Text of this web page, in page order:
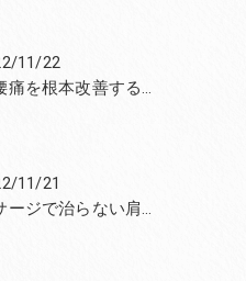
11/22
慢性腰痛を根本改善するなら和泉市の笑福整骨院【2022年11月22日の予約状況】
11/21
マッサージで治らない肩こりを改善する無痛整体和泉市笑福整骨院【2022年11月21日の予約状況】